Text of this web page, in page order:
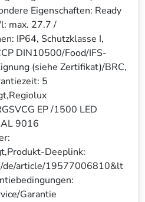
Eigenschaften: Ready
max. 27.7 /
IP64, Schutzklasse I,
DIN10500/Food/IFS-
(siehe Zertifikat)/BRC,
5
EP /1500 LED
9016
Deeplink:
de/article/19577006810&lt
Garantie